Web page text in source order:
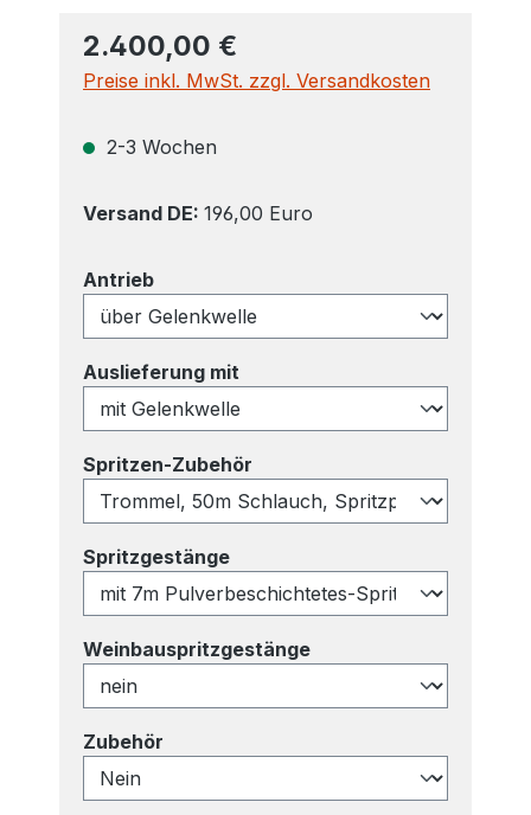
2.400,00 €
Preise inkl. MwSt. zzgl. Versandkosten
2-3 Wochen
Versand DE: 196,00 Euro
Antriebauswählen
Auslieferung mit
Spritzen-Zubehör
Spritzgestängeauswählen
Weinbauspritzgestängeauswählen
Zubehör